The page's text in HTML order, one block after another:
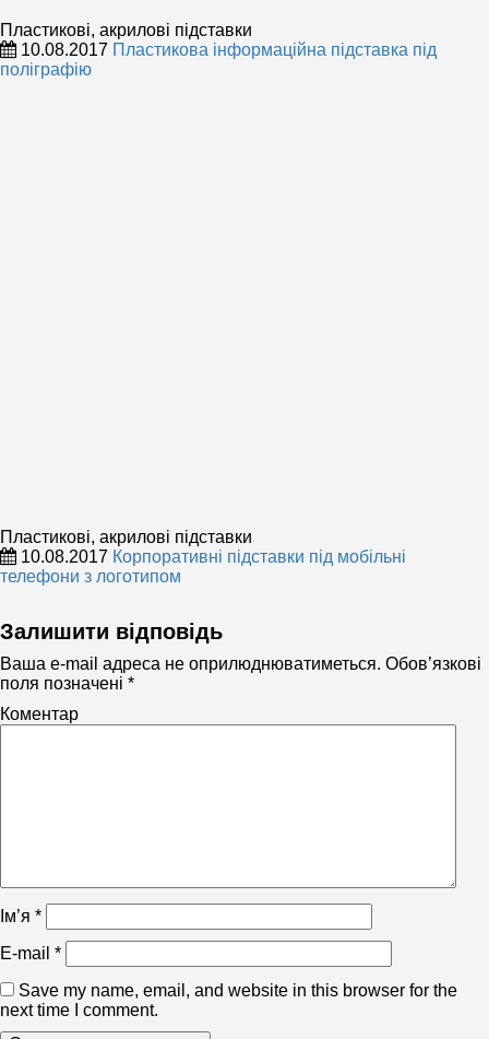
Пластикові, акрилові підставки
10.08.2017 Пластикова інформаційна підставка під
поліграфію
Пластикові, акрилові підставки
10.08.2017 Корпоративні підставки під мобільні
телефони з логотипом
акрилові
Залишити відповідь
Ваша e-mail адреса не оприлюднюватиметься. Обов’язкові
поля позначені *
Коментар
Ім’я *
E-mail *
Save my name, email, and website in this browser for the
next time I comment.